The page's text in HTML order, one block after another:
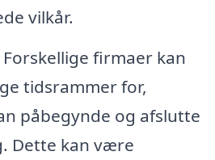
vilkår.
Forskellige firmaer kan
tidsrammer for,
påbegynde og afslutte
Dette kan være